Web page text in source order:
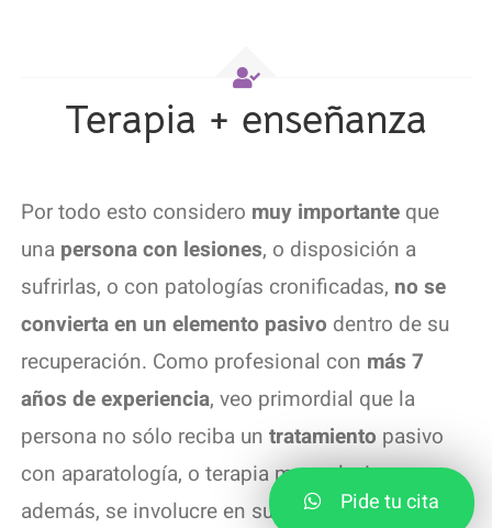
Terapia + enseñanza
Por todo esto considero muy importante que
una persona con lesiones, o disposición a
sufrirlas, o con patologías cronificadas, no se
convierta en un elemento pasivo dentro de su
recuperación. Como profesional con más 7
años de experiencia, veo primordial que la
persona no sólo reciba untratamiento pasivo
con aparatología, o terapia manual, sino que,
además, se involucre en su proceso, convertirlo
Pide tu cita